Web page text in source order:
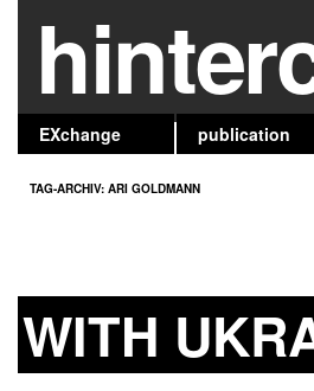
EXchange publication
TAG-ARCHIV: ARI GOLDMANN
WITH